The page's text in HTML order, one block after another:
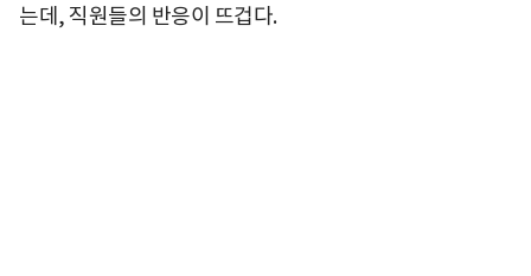
는데, 직원들의 반응이 뜨겁다.